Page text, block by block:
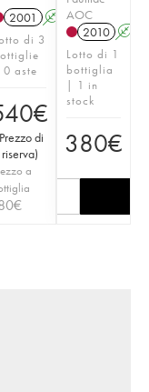
2001 A
di 3
aste
€
Prezzo di
riserva)
a
€
AOC
2010 A
Lotto di 1
bottiglia
| 1 in
stock
380€